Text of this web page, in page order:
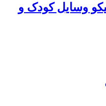
وسایل کودک و